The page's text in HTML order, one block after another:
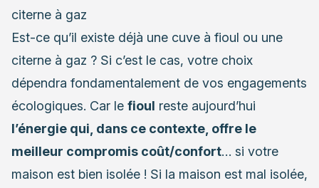
citerne à gaz
Est-ce qu’il existe déjà une cuve à fioul ou une
citerne à gaz ? Si c’est le cas, votre choix
dépendra fondamentalement de vos engagements
écologiques. Car le fioul reste aujourd’hui
l’énergie qui, dans ce contexte, offre le
meilleur compromis coût/confort… si votre
maison est bien isolée ! Si la maison est mal isolée,